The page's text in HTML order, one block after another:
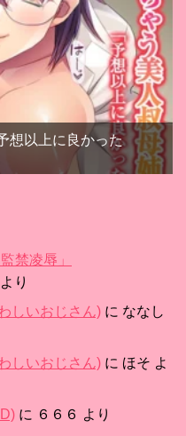
想以上に良かった
禁凌辱」
より
しいおじさん) に ななし
しいおじさん) に ほそ よ
に ６６６ より